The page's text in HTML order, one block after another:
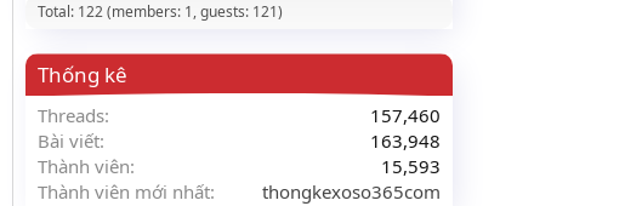
Total: 122 (members: 1, guests: 121)
Thống kê
Threads
157,460
Bài viết
163,948
Thành viên
15,593
Thành viên mới nhất
thongkexoso365com